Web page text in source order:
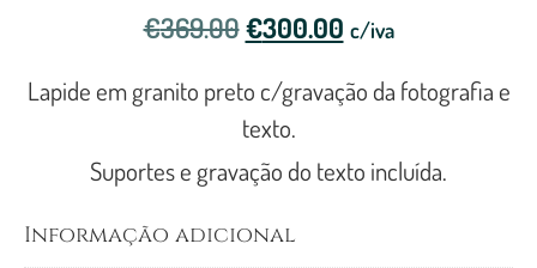
€369.00€300.00 c/iva
Lapide em granito preto c/gravação da fotografia e
texto.
Suportes e gravação do texto incluída.
Informação adicional